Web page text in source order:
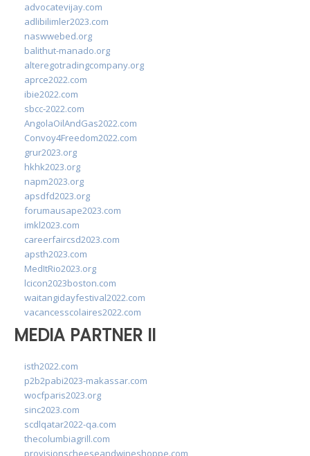
advocatevijay.com
adlibilimler2023.com
naswwebed.org
balithut-manado.org
alteregotradingcompany.org
aprce2022.com
ibie2022.com
sbcc-2022.com
AngolaOilAndGas2022.com
Convoy4Freedom2022.com
grur2023.org
hkhk2023.org
napm2023.org
apsdfd2023.org
forumausape2023.com
imkl2023.com
careerfaircsd2023.com
apsth2023.com
MedItRio2023.org
lcicon2023boston.com
waitangidayfestival2022.com
vacancesscolaires2022.com
MEDIA PARTNER II
isth2022.com
p2b2pabi2023-makassar.com
wocfparis2023.org
sinc2023.com
scdlqatar2022-qa.com
thecolumbiagrill.com
provisionscheeseandwineshoppe.com